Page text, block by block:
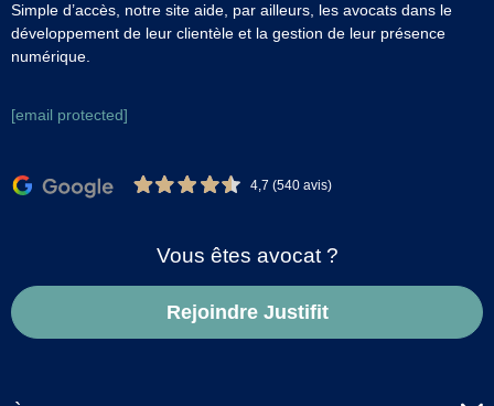
Simple d’accès, notre site aide, par ailleurs, les avocats dans le
développement de leur clientèle et la gestion de leur présence
numérique.
[email protected]
4,7 (540 avis)
Vous êtes avocat ?
Rejoindre Justifit